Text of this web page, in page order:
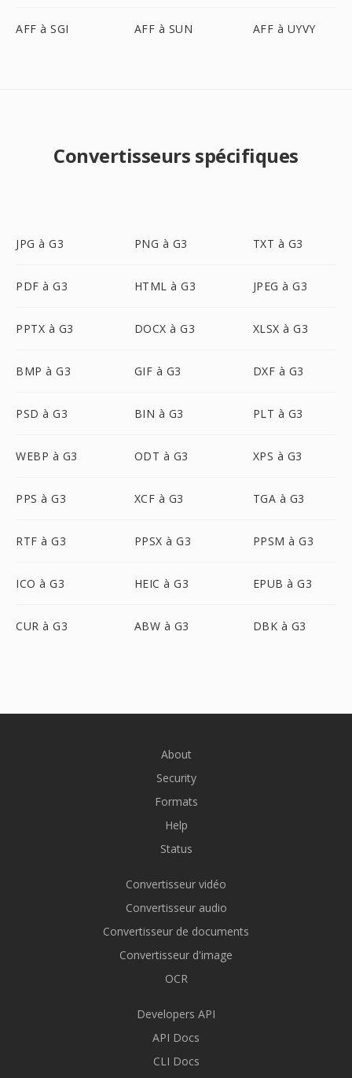
AFF à SGI AFF à SUN AFF à UYVY
Convertisseurs spécifiques
JPG à G3 PNG à G3 TXT à G3
PDF à G3 HTML à G3 JPEG à G3
PPTX à G3 DOCX à G3 XLSX à G3
BMP à G3 GIF à G3 DXF à G3
PSD à G3 BIN à G3 PLT à G3
WEBP à G3 ODT à G3 XPS à G3
PPS à G3 XCF à G3 TGA à G3
RTF à G3 PPSX à G3 PPSM à G3
ICO à G3 HEIC à G3 EPUB à G3
CUR à G3 ABW à G3 DBK à G3
About
Security
Formats
Help
Status
Convertisseur vidéo
Convertisseur audio
Convertisseur de documents
Convertisseur d'image
OCR
Developers API
API Docs
CLI Docs